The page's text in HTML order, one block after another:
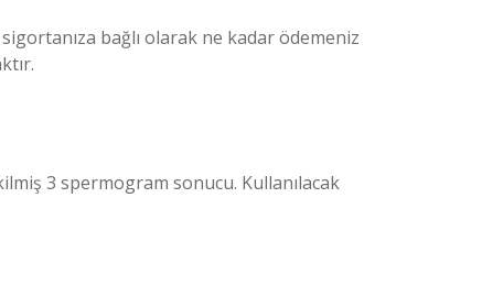
bağlı olarak ne kadar ödemeniz
3 spermogram sonucu. Kullanılacak